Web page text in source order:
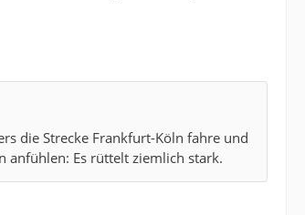
die Strecke Frankfurt-Köln fahre und
anfühlen: Es rüttelt ziemlich stark.